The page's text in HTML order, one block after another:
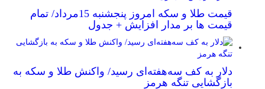
قیمت طلا و سکه امروز پنجشنبه 15مرداد/ تمام
قیمت ها بر مدار افزایش + جدول
دلار به کف سه‌هفته‌ای رسید/ واکنش طلا و سکه به
بازگشایی تنگه هرمز